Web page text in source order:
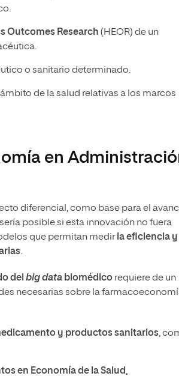
Outcomes Research (HEOR) de un
o sanitario determinado.
de la salud relativas a los marcos
en
diferencial, como base para el
posible si esta innovación no fuera
que permitan medir la eficiencia
.
del big data biomédico requiere de un
necesarias sobre la
y productos sanitarios,
en Economía de la Salud,